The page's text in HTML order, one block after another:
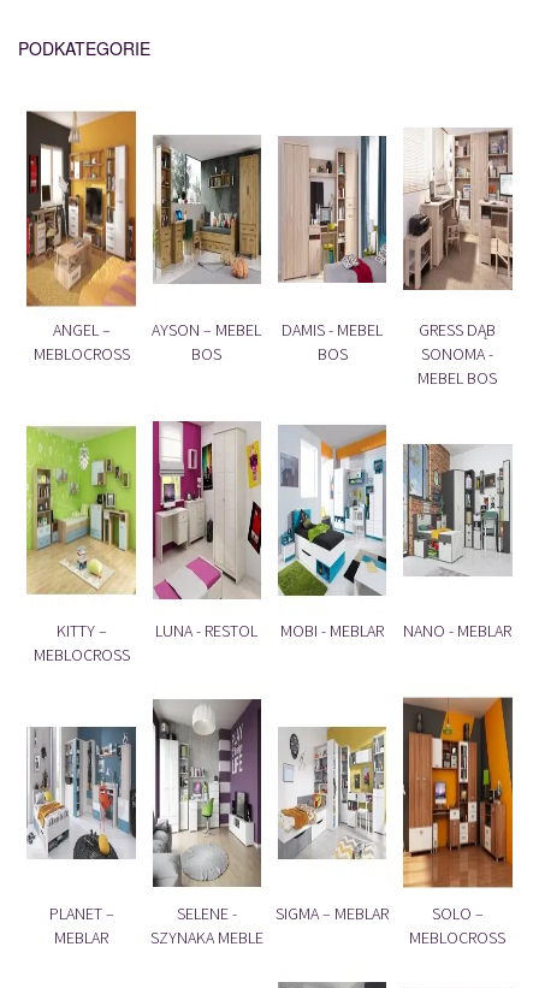
PODKATEGORIE
ANGEL –
MEBLOCROSS
AYSON – MEBEL
BOS
DAMIS - MEBEL
BOS
GRESS DĄB
SONOMA -
MEBEL BOS
KITTY –
MEBLOCROSS
LUNA - RESTOL MOBI - MEBLAR NANO - MEBLAR
PLANET –
MEBLAR
SELENE -
SZYNAKA MEBLE
SIGMA – MEBLAR
SOLO –
MEBLOCROSS